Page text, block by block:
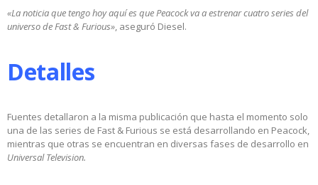
«La noticia que tengo hoy aquí es que Peacock va a estrenar cuatro series del
universo de Fast & Furious», aseguró Diesel.
Detalles
Fuentes detallaron a la misma publicación que hasta el momento solo
una de las series de Fast & Furious se está desarrollando en Peacock,
mientras que otras se encuentran en diversas fases de desarrollo en
Universal Television.